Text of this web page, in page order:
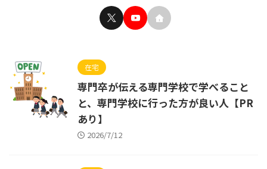
在宅
専門卒が伝える専門学校で学べること
と、専門学校に行った方が良い人【PR
あり】
2026/7/12